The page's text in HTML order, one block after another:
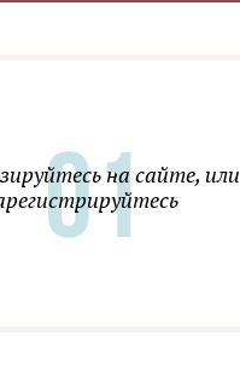
на сайте, или